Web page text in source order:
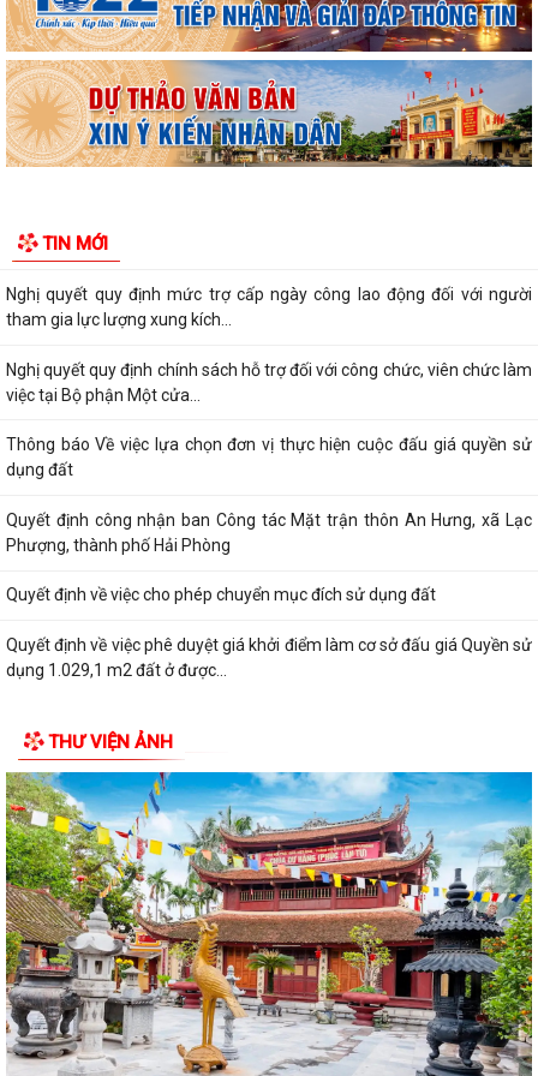
TIN MỚI
hội học tập giai đoạn...
Nghị quyết quy định tiêu chí đối với người nước ngoài là chuyên gia,
nhà khoa học, người có tài...
Nghị quyết quy định chính sách hỗ trợ đối với người hoạt động không
chuyên trách ở thôn, tổ dân...
hoạt động của Hội đồng nhân dân...
Nghị quyết quy định mức trợ cấp ngày công lao động đối với người
tham gia lực lượng xung kích...
Nghị quyết quy định chính sách hỗ trợ đối với công chức, viên chức làm
việc tại Bộ phận Một cửa...
Thông báo Về việc lựa chọn đơn vị thực hiện cuộc đấu giá quyền sử
dụng đất
Quyết định công nhận ban Công tác Mặt trận thôn An Hưng, xã Lạc
Phượng, thành phố Hải Phòng
Quyết định về việc cho phép chuyển mục đích sử dụng đất
Quyết định về việc phê duyệt giá khởi điểm làm cơ sở đấu giá Quyền sử
dụng 1.029,1 m2 đất ở được...
1.029,1 m2 đất ở được chia thành 12 lô...
Thông báo về việc niêm yết công khai danh mục thủ tục hành chính
ban hành mới, được sửa đổi, bổ...
Quyết định công nhận kết quả cho thôi làm Trưởng thôn Đoàn Khê
nhiệm kỳ 2024-2027
Quyết định công nhận kết quả cho thôi làm Trưởng thôn Đồng Tâm
nhiệm kỳ 2024-2027
Quyết định công nhận kết quả cho thôi làm Trưởng thôn An Hộ nhiệm
kỳ 2024-2027
THƯ VIỆN ẢNH